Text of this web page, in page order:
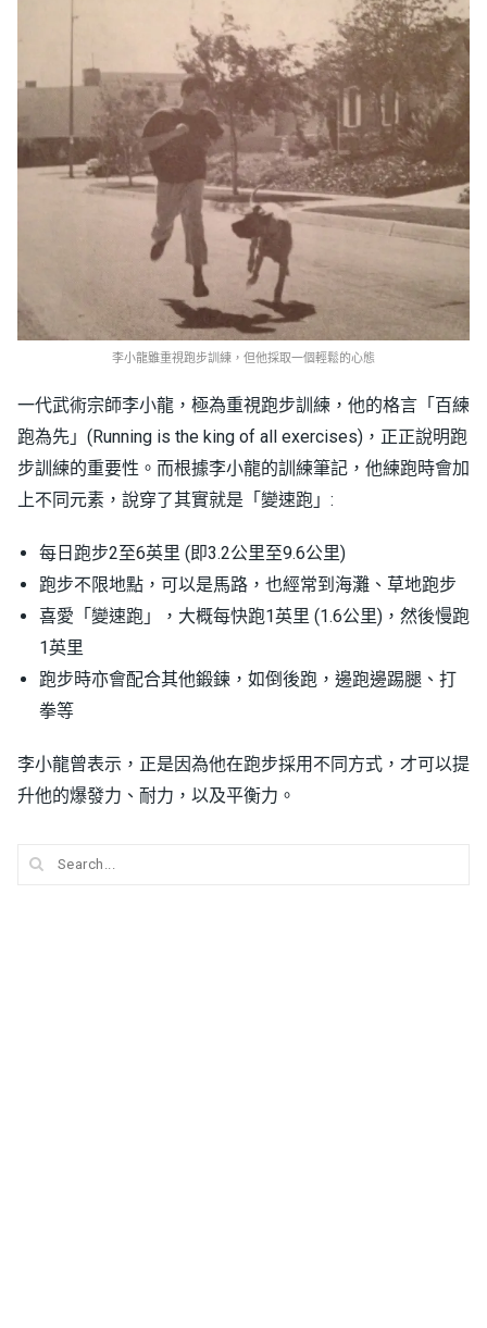
李小龍雖重視跑步訓練，但他採取一個輕鬆的心態
一代武術宗師李小龍，極為重視跑步訓練，他的格言「百練
跑為先」(Running is the king of all exercises)，正正說明跑
步訓練的重要性。而根據李小龍的訓練筆記，他練跑時會加
上不同元素，說穿了其實就是「變速跑」:
每日跑步2至6英里 (即3.2公里至9.6公里)
跑步不限地點，可以是馬路，也經常到海灘、草地跑步
喜愛「變速跑」，大概每快跑1英里 (1.6公里)，然後慢跑
1英里
跑步時亦會配合其他鍛鍊，如倒後跑，邊跑邊踢腿、打
拳等
李小龍曾表示，正是因為他在跑步採用不同方式，才可以提
升他的爆發力、耐力，以及平衡力。